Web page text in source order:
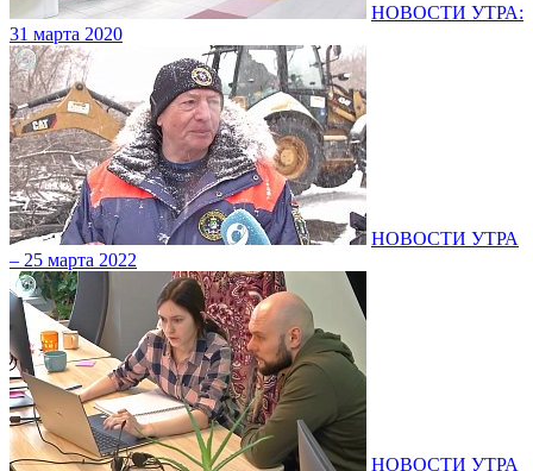
НОВОСТИ УТРА:
31 марта 2020
НОВОСТИ УТРА
– 25 марта 2022
НОВОСТИ УТРА